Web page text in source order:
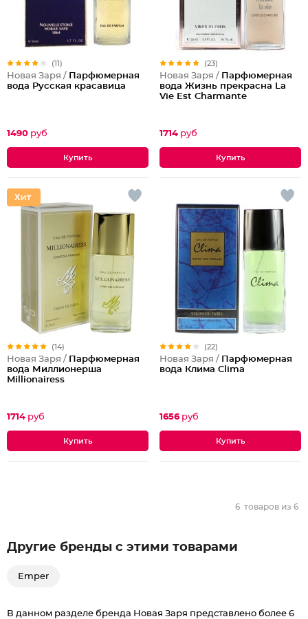
(11)
Новая Заря / Парфюмерная
вода Русская красавица
1490 руб
(23)
Новая Заря / Парфюмерная
вода Жизнь прекрасна La
Vie Est Charmante
1714 руб
(14)
Новая Заря / Парфюмерная
вода Миллионерша
Millionairess
1714 руб
(22)
Новая Заря / Парфюмерная
вода Клима Clima
1656 руб
6 товаров из 6
Другие бренды с этими товарами
Emper
В данном разделе бренда Новая Заря представлено более 6